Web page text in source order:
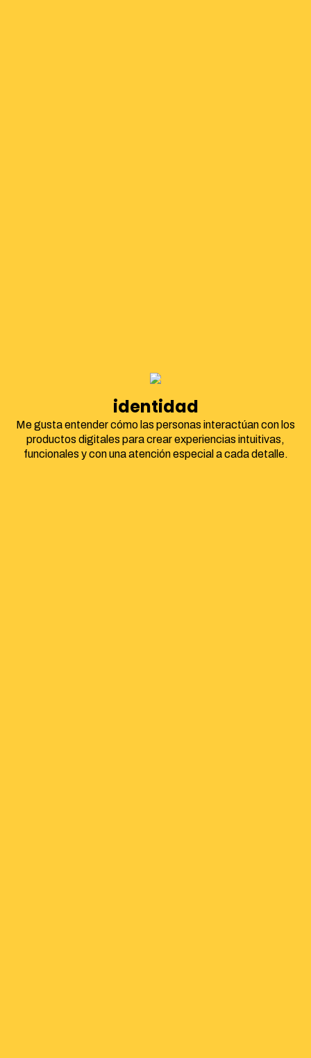
identidad corporat
Me gusta entender cómo las personas interactúan con los
productos digitales para crear experiencias intuitivas,
funcionales y con una atención especial a cada detalle.